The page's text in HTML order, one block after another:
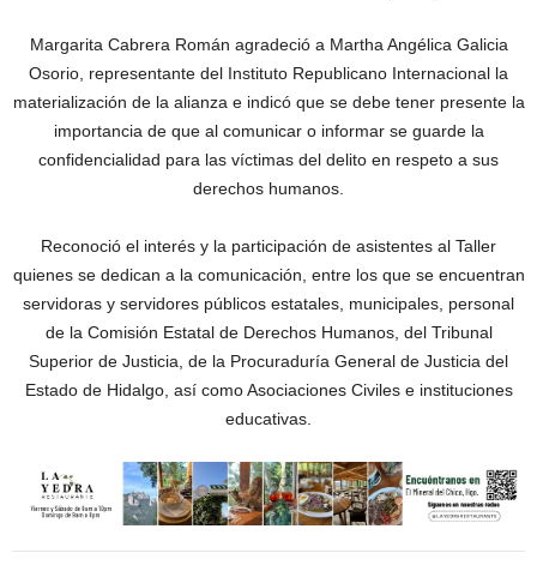
Margarita Cabrera Román agradeció a Martha Angélica Galicia
Osorio, representante del Instituto Republicano Internacional la
materialización de la alianza e indicó que se debe tener presente la
importancia de que al comunicar o informar se guarde la
confidencialidad para las víctimas del delito en respeto a sus
derechos humanos.
Reconoció el interés y la participación de asistentes al Taller
quienes se dedican a la comunicación, entre los que se encuentran
servidoras y servidores públicos estatales, municipales, personal
de la Comisión Estatal de Derechos Humanos, del Tribunal
Superior de Justicia, de la Procuraduría General de Justicia del
Estado de Hidalgo, así como Asociaciones Civiles e instituciones
educativas.